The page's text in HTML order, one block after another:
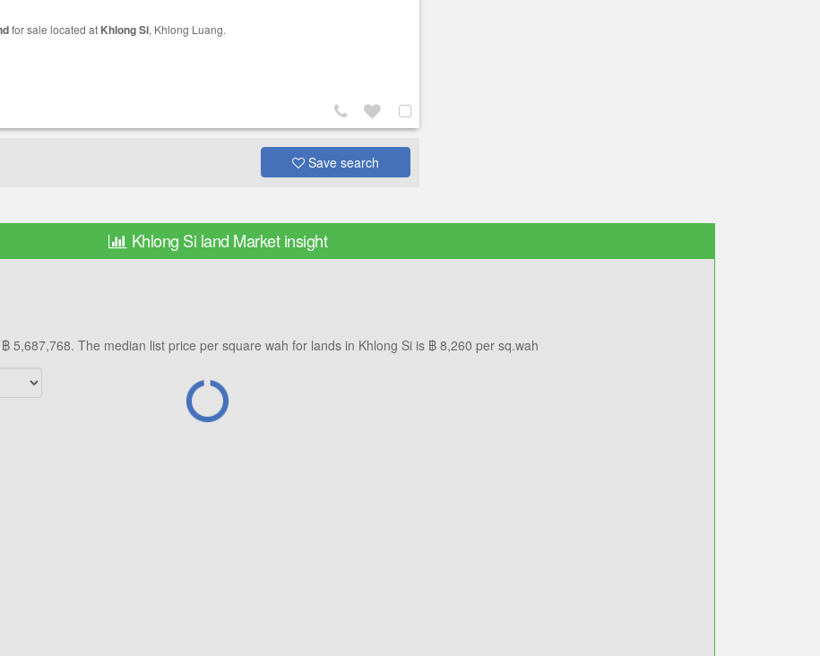
for sale located at Khlong Si, Khlong Luang.
Save search
Khlong Si land Market insight
8,260
5,687,768. The median list price per square wah for lands in Khlong Si is ฿ 8,260 per sq.wah